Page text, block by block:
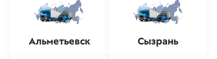
Альметьевск Сызрань